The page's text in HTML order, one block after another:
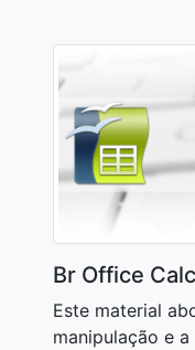
Br Office
Este material
manipulação e